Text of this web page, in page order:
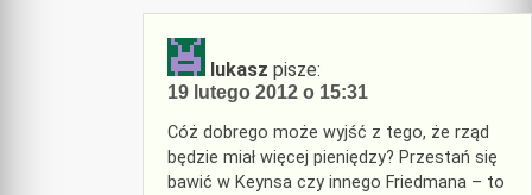
lukasz pisze:
19 lutego 2012 o 15:31
Cóż dobrego może wyjść z tego, że rząd
będzie miał więcej pieniędzy? Przestań się
bawić w Keynsa czy innego Friedmana – to